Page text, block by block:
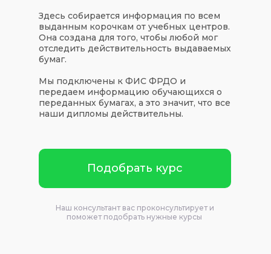
Здесь собирается информация по всем
выданным корочкам от учебных центров.
Она создана для того, чтобы любой мог
отследить действительность выдаваемых
бумаг.
Мы подключены к ФИС ФРДО и
передаем информацию обучающихся о
переданных бумагах, а это значит, что все
наши дипломы действительны.
Наш консультант вас проконсультирует и
поможет подобрать нужные курсы
Подобрать курс